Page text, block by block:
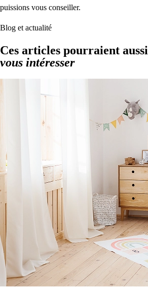
puissions vous conseiller.
Blog et actualité
Ces articles pourraient aussi
vous intéresser